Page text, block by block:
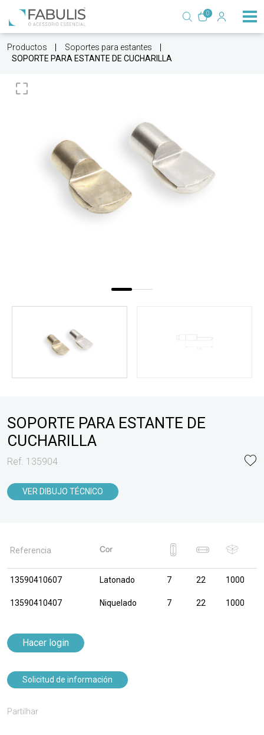
0
Productos
Soportes para estantes
SOPORTE PARA ESTANTE DE CUCHARILLA
SOPORTE PARA ESTANTE DE
CUCHARILLA
Ref. 135904
VER DIBUJO TÉCNICO
Referencia
13590410607 Latonado 7 22 1000
13590410407 Niquelado 7 22 1000
Hacer login
Solicitud de información
Partilhar